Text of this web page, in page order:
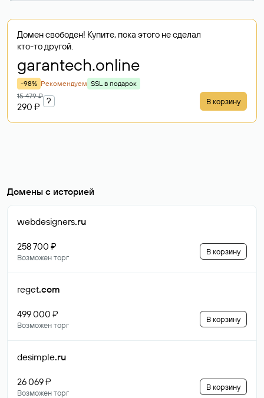
Домен свободен! Купите, пока этого не сделал
кто-то другой.
garantech.online
-98% Рекомендуем SSL в подарок
15 479 ₽
290 ₽
? В корзину
Домены с историей
webdesigners.ru
258 700 ₽
Возможен торг
В корзину
reget.com
499 000 ₽
Возможен торг
В корзину
desimple.ru
26 069 ₽
Возможен торг
В корзину